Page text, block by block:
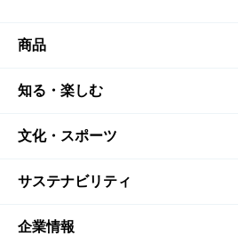
商品
商品TOP
商品一覧
商品発売情報
栄養成分一覧
知る・楽しむ
知る・楽しむTOP
キャンペーン
工場見学
文化・スポーツ
文化・スポーツTOP
サントリーホール
サステナビリティ
サステナビリティTOP
企業情報